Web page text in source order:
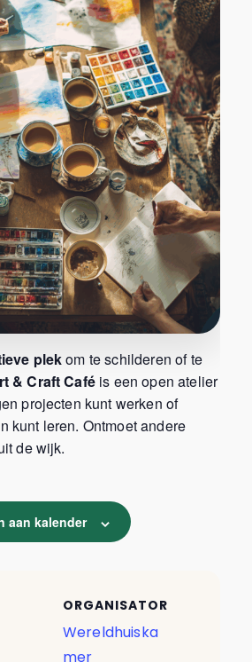
plekom te schilderen of te
& Craft Caféis een open atelier
projecten kunt werken of
kunt leren. Ontmoet andere
de wijk.
aan kalender
ORGANISATOR
Wereldhuiska
mer